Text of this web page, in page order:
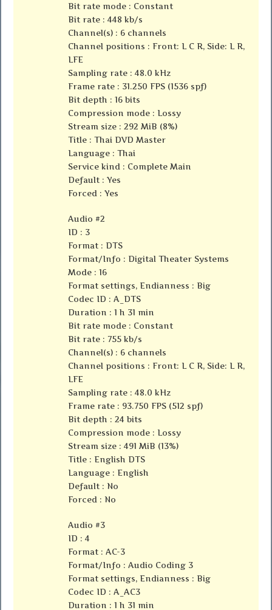
Bit rate mode : Constant
Bit rate : 448 kb/s
Channel(s) : 6 channels
Channel positions : Front: L C R, Side: L R,
LFE
Sampling rate : 48.0 kHz
Frame rate : 31.250 FPS (1536 spf)
Bit depth : 16 bits
Compression mode : Lossy
Stream size : 292 MiB (8%)
Title : Thai DVD Master
Language : Thai
Service kind : Complete Main
Default : Yes
Forced : Yes
Audio #2
ID : 3
Format : DTS
Format/Info : Digital Theater Systems
Mode : 16
Format settings, Endianness : Big
Codec ID : A_DTS
Duration : 1 h 31 min
Bit rate mode : Constant
Bit rate : 755 kb/s
Channel(s) : 6 channels
Channel positions : Front: L C R, Side: L R,
LFE
Sampling rate : 48.0 kHz
Frame rate : 93.750 FPS (512 spf)
Bit depth : 24 bits
Compression mode : Lossy
Stream size : 491 MiB (13%)
Title : English DTS
Language : English
Default : No
Forced : No
Audio #3
ID : 4
Format : AC-3
Format/Info : Audio Coding 3
Format settings, Endianness : Big
Codec ID : A_AC3
Duration : 1 h 31 min